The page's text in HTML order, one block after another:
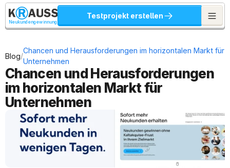
Neukundengewinnung
Testprojekt erstellen
Blog/
Chancen und Herausforderungen im horizontalen Markt für
Unternehmen
Chancen und Herausforderungen
im horizontalen Markt für
Unternehmen